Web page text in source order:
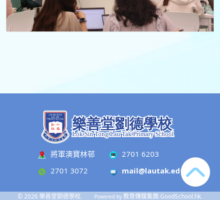
將軍澳寶林邨
2701 3072
2701 6203
mail@lautak.edu.hk
© 2026 樂善堂劉德學校. Powered by 教育傳媒集團‧GoodSchool.hk.